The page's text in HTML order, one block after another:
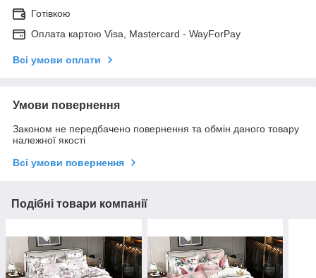
Готівкою
Оплата картою Visa, Mastercard - WayForPay
Всі умови оплати
Умови повернення
Законом не передбачено повернення та обмін даного товару
належної якості
Всі умови повернення
Подібні товари компанії